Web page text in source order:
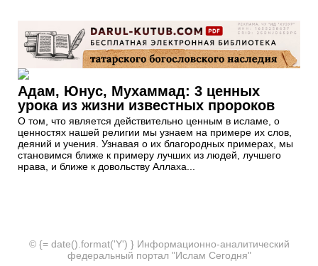
Адам, Юнус, Мухаммад: 3 ценных
урока из жизни известных пророков
О том, что является действительно ценным в исламе, о
ценностях нашей религии мы узнаем на примере их слов,
деяний и учения. Узнавая о их благородных примерах, мы
становимся ближе к примеру лучших из людей, лучшего
нрава, и ближе к довольству Аллаха...
© {= date().format('Y') } Информационно-аналитический
федеральный портал "Ислам Сегодня"